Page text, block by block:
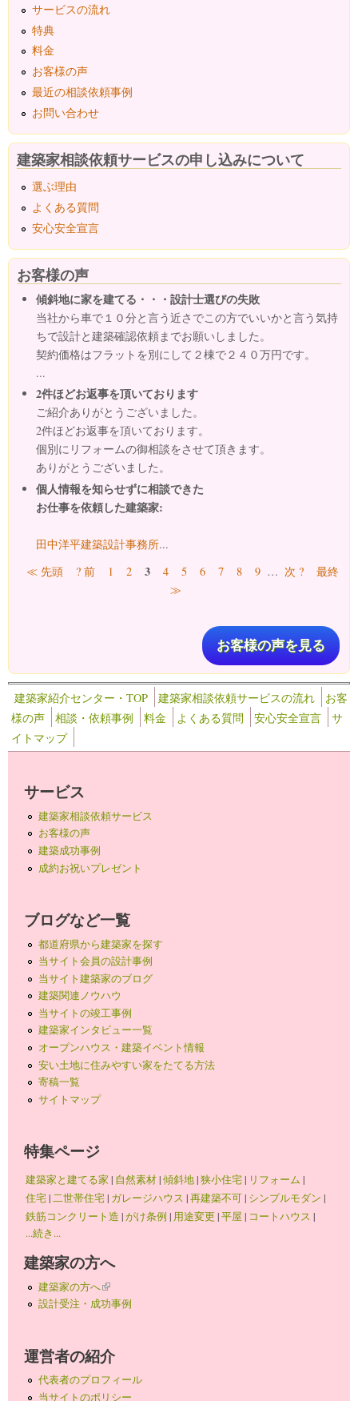
サービスの流れ
特典
料金
お客様の声
最近の相談依頼事例
お問い合わせ
建築家相談依頼サービスの申し込みについて
選ぶ理由
よくある質問
安心安全宣言
お客様の声
傾斜地に家を建てる・・・設計士選びの失敗
当社から車で１０分と言う近さでこの方でいいかと言う気持
ちで設計と建築確認依頼までお願いしました。
契約価格はフラットを別にして２棟で２４０万円です。
...
2件ほどお返事を頂いております
ご紹介ありがとうございました。
2件ほどお返事を頂いております。
個別にリフォームの御相談をさせて頂きます。
ありがとうございました。
個人情報を知らせずに相談できた
お仕事を依頼した建築家:
田中洋平建築設計事務所...
ページ
≪ 先頭 ? 前 1 2 3 4 5 6 7 8 9 … 次 ?
最終
≫
お客様の声を見る
建築家紹介センター・TOP 建築家相談依頼サービスの流れ
お客
様の声
相談・依頼事例 料金 よくある質問 安心安全宣言
サ
イトマップ
サービス
建築家相談依頼サービス
お客様の声
建築成功事例
成約お祝いプレゼント
ブログなど一覧
都道府県から建築家を探す
当サイト会員の設計事例
当サイト建築家のブログ
建築関連ノウハウ
当サイトの竣工事例
建築家インタビュー一覧
オープンハウス・建築イベント情報
安い土地に住みやすい家をたてる方法
寄稿一覧
サイトマップ
特集ページ
建築家と建てる家 | 自然素材|傾斜地|狭小住宅| リフォーム |
住宅|二世帯住宅| ガレージハウス |再建築不可| シンプルモダン |
鉄筋コンクリート造 |がけ条例 | 用途変更 |平屋 | コートハウス |
...続き...
建築家の方へ
建築家の方へ(link is external)
設計受注・成功事例
運営者の紹介
代表者のプロフィール
当サイトのポリシー